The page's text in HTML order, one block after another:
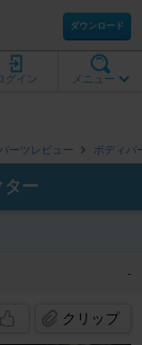
ダウンロード
メニュー
グイン
ーツレビュー ボディパ
ター
-
クリップ